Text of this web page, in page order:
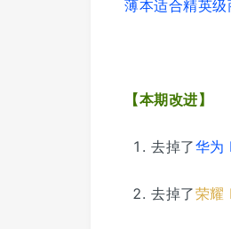
薄本适合精英级
【本期改进】
去掉了华为
去掉了荣耀